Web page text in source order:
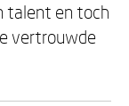
talent en toch
vertrouwde